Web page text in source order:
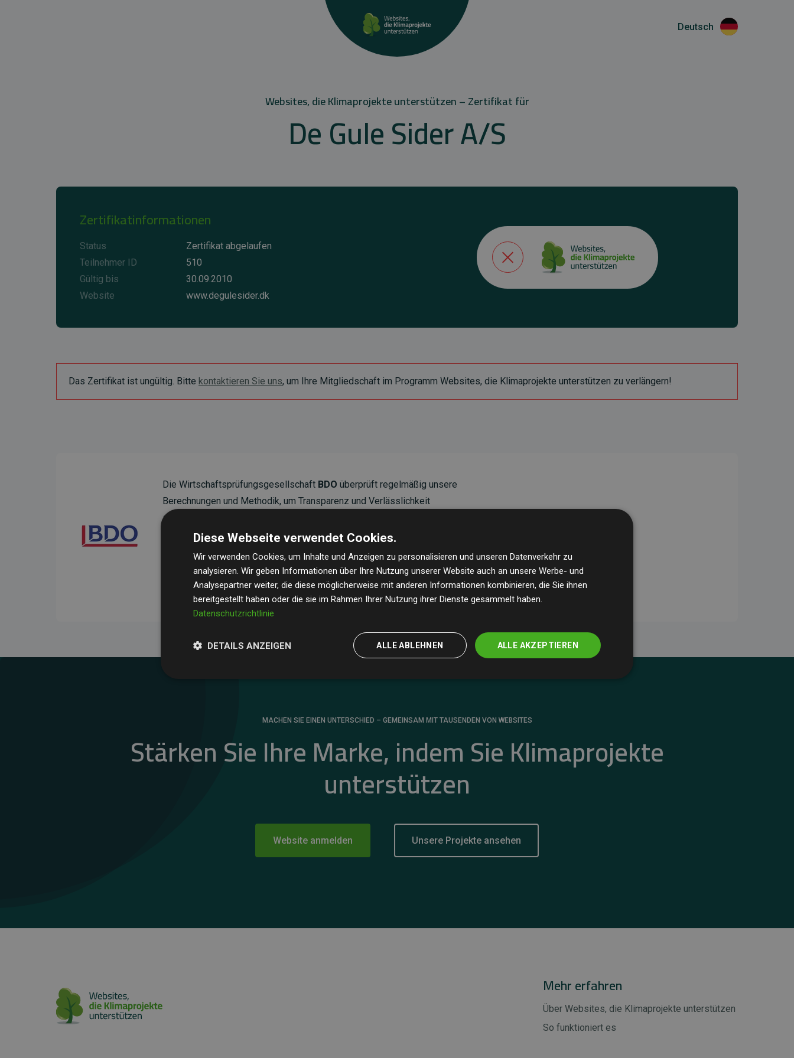
Deutsch
Websites, die Klimaprojekte unterstützen – Zertifikat für
De Gule Sider A/S
Zertifikatinformationen
Status
Zertifikat abgelaufen
Teilnehmer ID
510
Gültig bis
30.09.2010
Website
www.degulesider.dk
Das Zertifikat ist ungültig. Bitte kontaktieren Sie uns, um Ihre Mitgliedschaft im Programm Websites, die Klimaprojekte unterstützen zu verlängern!
Die Wirtschaftsprüfungsgesellschaft BDO überprüft regelmäßig unsere
Berechnungen und Methodik, um Transparenz und Verlässlichkeit
sicherzustellen.
Ihre Prüfungen belegen, dass unsere Investitionen in Klimaschutzprojekte im
Durchschnitt200 % der geschätzten CO₂-Emissionender teilnehmenden
Websites kompensieren – ein klarer Nachweis für die messbare Klimawirkung
unseres Ansatzes.
MACHEN SIE EINEN UNTERSCHIED – GEMEINSAM MIT TAUSENDEN VON WEBSITES
Stärken Sie Ihre Marke, indem Sie Klimaprojekte
unterstützen
Website anmelden Unsere Projekte ansehen
Mehr erfahren
Über Websites, die Klimaprojekte unterstützen
So funktioniert es
Diese Webseite verwendet Cookies.
Wir verwenden Cookies, um Inhalte und Anzeigen zu personalisieren und unseren Datenverkehr zu
analysieren. Wir geben Informationen über Ihre Nutzung unserer Website auch an unsere Werbe- und
Analysepartner weiter, die diese möglicherweise mit anderen Informationen kombinieren, die Sie ihnen
bereitgestellt haben oder die sie im Rahmen Ihrer Nutzung ihrer Dienste gesammelt haben.
Datenschutzrichtlinie
ALLE AKZEPTIEREN
ALLE ABLEHNEN
DETAILS ANZEIGEN